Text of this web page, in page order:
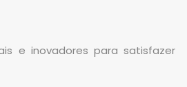
e inovadores para satisfazer